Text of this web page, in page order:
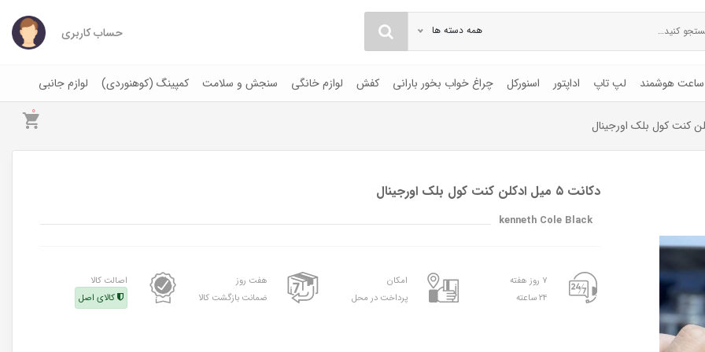
همه دسته ها حساب کاربری
ساعت هوشمند لپ تاپ اداپتور اسنورکل چراغ خواب بخور بارانی کفش لوازم خانگی سنجش و سلامت کمپینگ (کوهنوردی) لوازم جانبی
0
دکانت ٥ میل ادکلن کنت کول بلک اورجینال
kenneth Cole Black
۷ روز هفته
۲۴ ساعته
امکان
پرداخت در محل
هفت روز
ضمانت بازگشت کالا
اصالت کالا
کالای اصل